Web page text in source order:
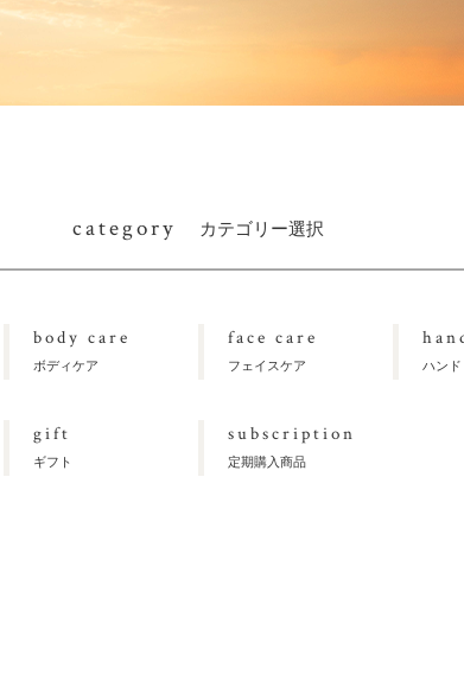
category カテゴリー選択
body care
ボディケア
face care
フェイスケア ハン
gift
ギフト
subscription
定期購入商品